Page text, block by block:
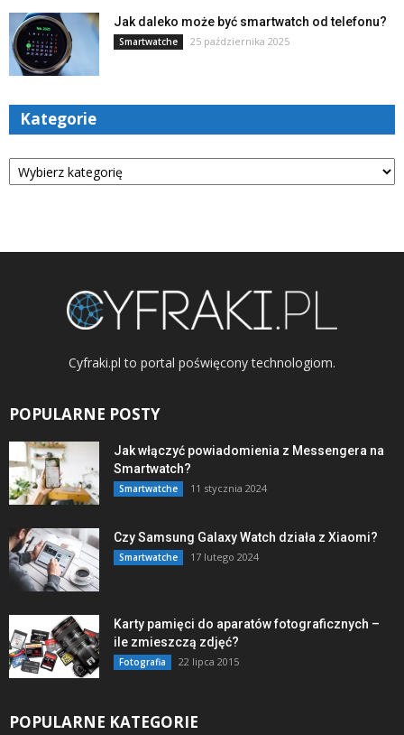
Jak daleko może być smartwatch od telefonu?
Smartwatche 25 października 2025
Kategorie
Kategorie
Cyfraki.pl to portal poświęcony technologiom.
POPULARNE POSTY
Jak włączyć powiadomienia z Messengera na
Smartwatch?
Smartwatche 11 stycznia 2024
Czy Samsung Galaxy Watch działa z Xiaomi?
Smartwatche 17 lutego 2024
Karty pamięci do aparatów fotograficznych –
ile zmieszczą zdjęć?
Fotografia 22 lipca 2015
POPULARNE KATEGORIE